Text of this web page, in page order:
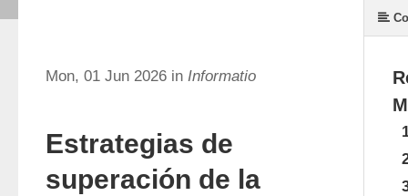
Mon, 01 Jun 2026 in Informatio
Estrategias de
superación de la